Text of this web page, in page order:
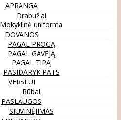
APRANGA
Drabužiai
Mokyklinė uniforma
DOVANOS
PAGAL PROGĄ
PAGAL GAVĖJĄ
PAGAL TIPĄ
PASIDARYK PATS
VERSLUI
Rūbai
PASLAUGOS
SIUVINĖJIMAS